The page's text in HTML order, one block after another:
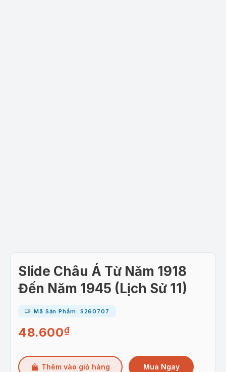
Slide Châu Á Từ Năm 1918
Đến Năm 1945 (Lịch Sử 11)
Mã Sản Phẩm: S260707
48.600₫
Thêm vào giỏ hàng Mua Ngay